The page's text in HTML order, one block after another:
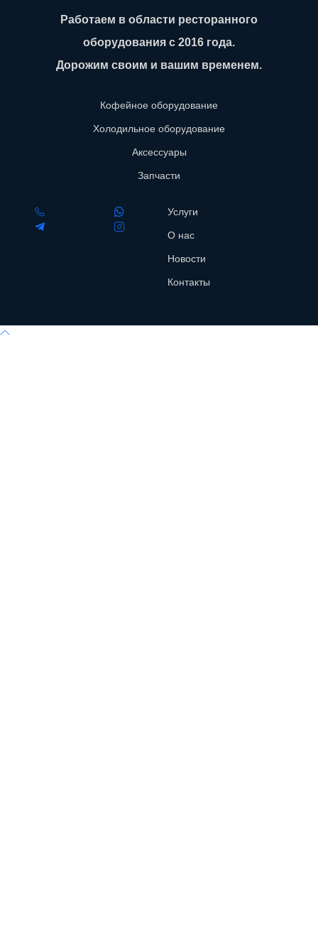
Работаем в области ресторанного
оборудования с 2016 года.
Дорожим своим и вашим временем.
Кофейное оборудование
Холодильное оборудование
Аксессуары
Запчасти
Услуги
О нас
Новости
Контакты